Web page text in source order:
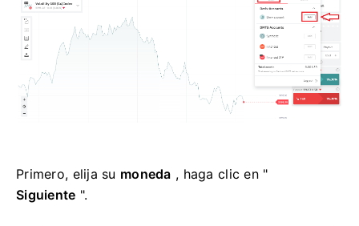
Primero, elija su moneda , haga clic en "
Siguiente ".